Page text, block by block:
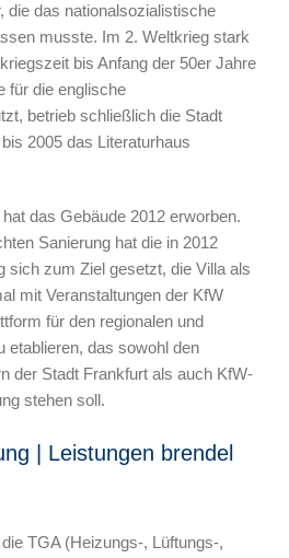
die das nationalsozialistische
musste. Im 2. Weltkrieg stark
bis Anfang der 50er Jahre
für die englische
betrieb schließlich die Stadt
2005 das Literaturhaus
das Gebäude 2012 erworben.
Sanierung hat die in 2012
sich zum Ziel gesetzt, die Villa als
mit Veranstaltungen der KfW
für den regionalen und
etablieren, das sowohl den
der Stadt Frankfurt als auch KfW-
stehen soll.
| Leistungen brendel
TGA (Heizungs-, Lüftungs-,